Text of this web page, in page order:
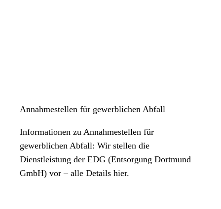
Annahmestellen für gewerblichen Abfall
Informationen zu Annahmestellen für
gewerblichen Abfall: Wir stellen die
Dienstleistung der EDG (Entsorgung Dortmund
GmbH) vor – alle Details hier.